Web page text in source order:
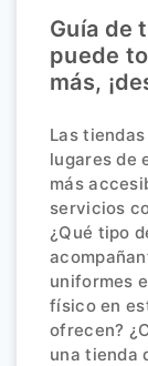
Guía de
puede
más,
Las
lugares de
más
servicios
¿Qué tipo
uniformes
físico en
ofrecen?
una tienda